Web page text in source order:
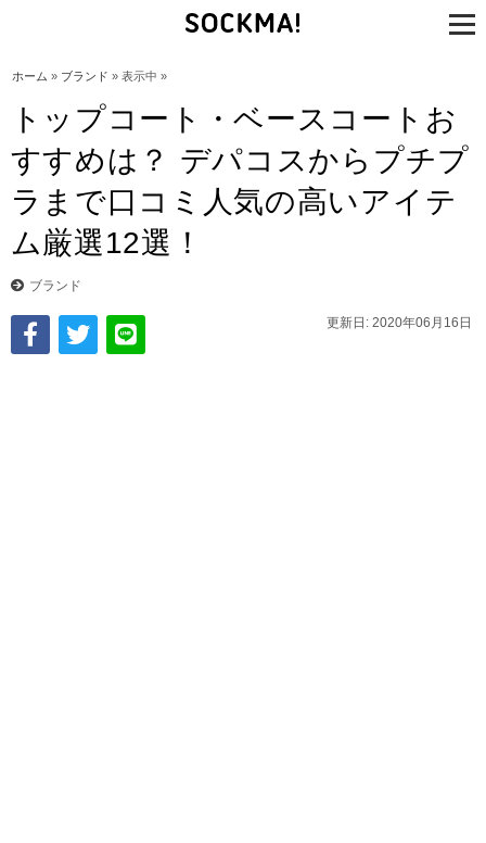
ホーム » ブランド » 表示中 »
トップコート・ベースコートお
すすめは？ デパコスからプチプ
ラまで口コミ人気の高いアイテ
ム厳選12選！
ブランド
更新日: 2020年06月16日